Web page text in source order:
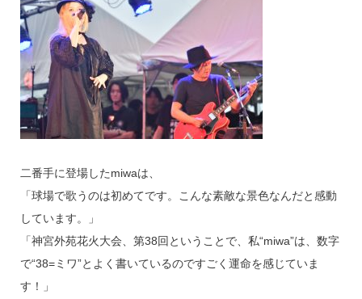
二番手に登場したmiwaは、
「球場で歌うのは初めてです。こんな素敵な景色なんだと感動
しています。」
「神宮外苑花火大会、第38回ということで、私“miwa”は、数字
で“38=ミワ”とよく書いているのですごく運命を感じていま
す！」